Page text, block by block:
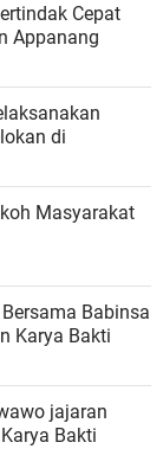
Cepat
Appanang
di
Masyarakat
Babinsa
Karya Bakti
jajaran
Bakti